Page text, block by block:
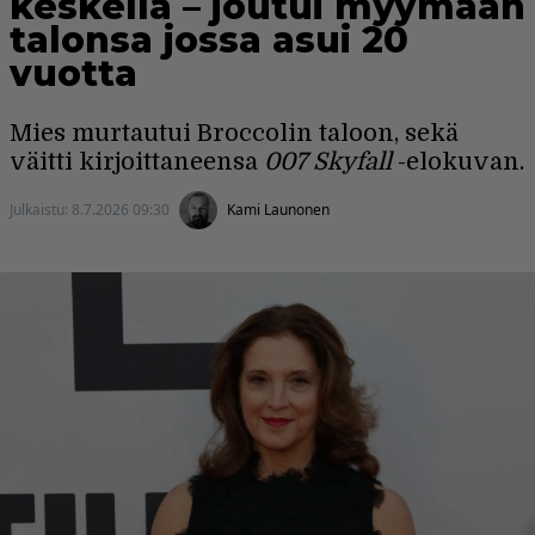
talonsa jossa asui 20
vuotta
Mies murtautui Broccolin taloon, sekä
väitti kirjoittaneensa 007 Skyfall-elokuvan.
Julkaistu: 8.7.2026 09:30 Kami Launonen